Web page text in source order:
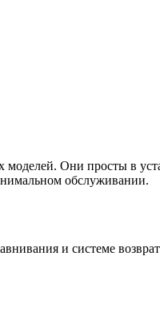
моделей. Они просты в
обслуживании.
и системе